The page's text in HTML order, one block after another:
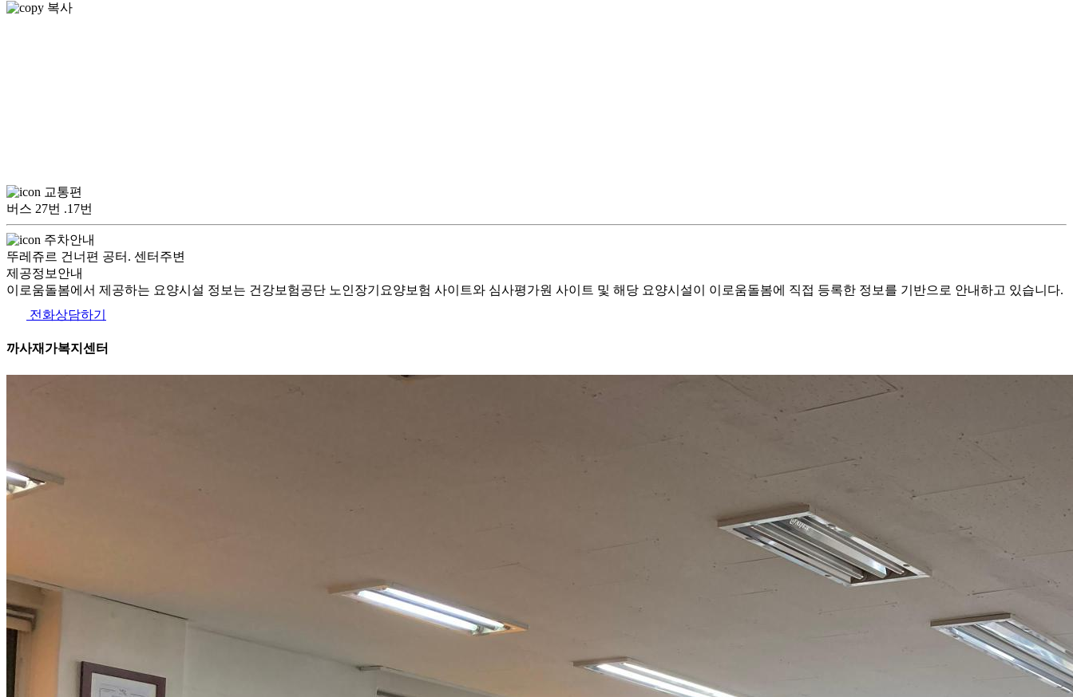
복사
교통편
버스 27번 .17번
주차안내
뚜레쥬르 건너편 공터. 센터주변
제공정보안내
이로움돌봄에서 제공하는 요양시설 정보는 건강보험공단 노인장기요양보험 사이트와 심사평가원 사이트 및 해당 요양시설이 이로움돌봄에 직접 등록한 정보를 기반으로 안내하고 있습니다.
전화상담하기
까사재가복지센터